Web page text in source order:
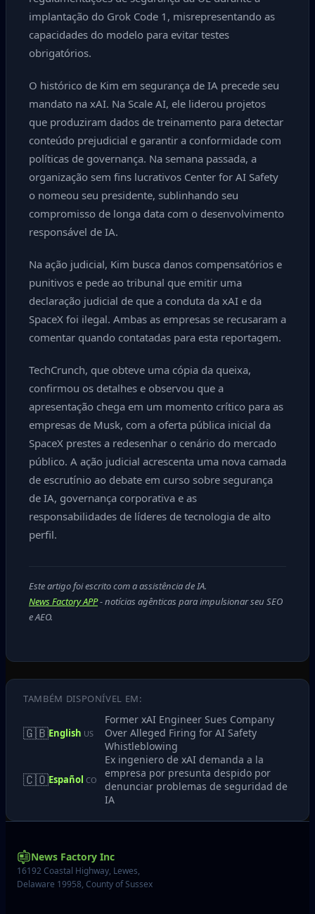
implantação do Grok Code 1, misrepresentando as
capacidades do modelo para evitar testes
obrigatórios.
O histórico de Kim em segurança de IA precede seu
mandato na xAI. Na Scale AI, ele liderou projetos
que produziram dados de treinamento para detectar
conteúdo prejudicial e garantir a conformidade com
políticas de governança. Na semana passada, a
organização sem fins lucrativos Center for AI Safety
o nomeou seu presidente, sublinhando seu
compromisso de longa data com o desenvolvimento
responsável de IA.
Na ação judicial, Kim busca danos compensatórios e
punitivos e pede ao tribunal que emitir uma
declaração judicial de que a conduta da xAI e da
SpaceX foi ilegal. Ambas as empresas se recusaram a
comentar quando contatadas para esta reportagem.
TechCrunch, que obteve uma cópia da queixa,
confirmou os detalhes e observou que a
apresentação chega em um momento crítico para as
empresas de Musk, com a oferta pública inicial da
SpaceX prestes a redesenhar o cenário do mercado
público. A ação judicial acrescenta uma nova camada
de escrutínio ao debate em curso sobre segurança
de IA, governança corporativa e as
responsabilidades de líderes de tecnologia de alto
perfil.
Este artigo foi escrito com a assistência de IA.
News Factory APP- notícias agênticas para impulsionar seu SEO
e AEO.
TAMBÉM DISPONÍVEL EM:
🇬🇧English US
Former xAI Engineer Sues Company
Over Alleged Firing for AI Safety
Whistleblowing
🇨🇴Español CO
Ex ingeniero de xAI demanda a la
empresa por presunta despido por
denunciar problemas de seguridad de
IA
News Factory Inc
16192 Coastal Highway, Lewes,
Delaware 19958, County of Sussex